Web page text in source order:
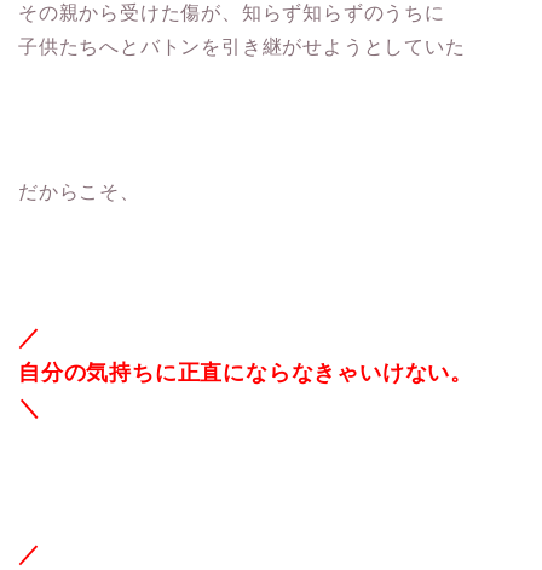
その親から受けた傷が、知らず知らずのうちに
子供たちへとバトンを引き継がせようとしていた
だからこそ、
／
自分の気持ちに正直にならなきゃいけない。
＼
／